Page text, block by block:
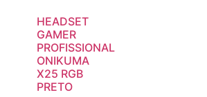
HEADSET
GAMER
PROFISSIONAL
ONIKUMA
X25 RGB
PRETO